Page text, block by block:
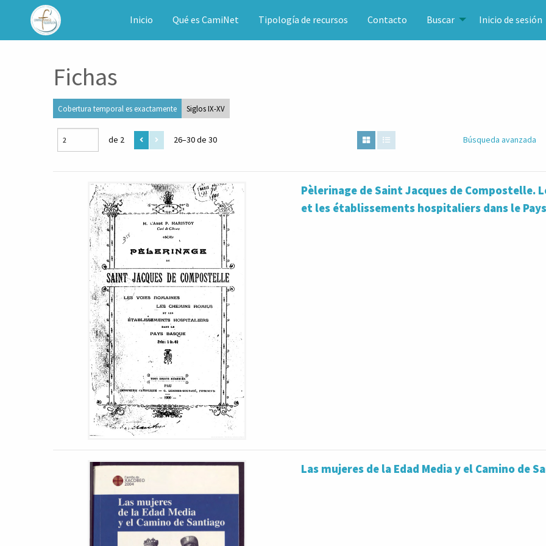
CAMINET Inicio Qué es CamiNet Tipología de recursos Contacto Buscar Inicio de sesión
Fichas
Cobertura temporal es exactamente Siglos IX-XV
de 2 26–30 de 30 Búsqueda avanzada
Pèlerinage de Saint Jacques de Compostelle.
et les établissements hospitaliers dans le
Las mujeres de la Edad Media y el Camino de